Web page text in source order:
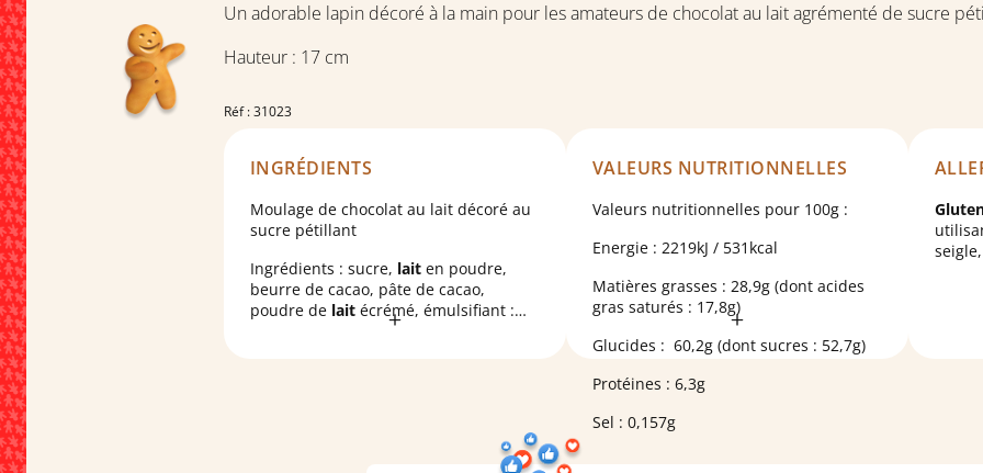
Un adorable lapin décoré à la main pour les amateurs de chocolat au lait agrémenté de sucre
Hauteur : 17 cm
Réf : 31023
INGRÉDIENTS
Moulage de chocolat au lait décoré au
sucre pétillant
Ingrédients : sucre, lait en poudre,
beurre de cacao, pâte de cacao,
poudre de lait écrémé, émulsifiant :
lécithine de tournesol ; arôme naturel
VALEURS NUTRITIONNELLES
Valeurs nutritionnelles pour 100g :
Energie : 2219kJ / 531kcal
Matières grasses : 28,9g (dont acides
gras saturés : 17,8g)
Glucides : 60,2g (dont sucres : 52,7g)
Protéines : 6,3g
Sel : 0,157g